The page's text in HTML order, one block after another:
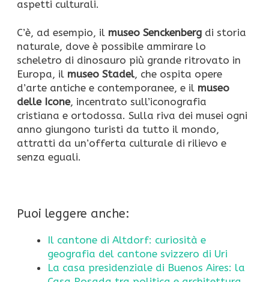
aspetti culturali.
C’è, ad esempio, il museo Senckenberg di storia
naturale, dove è possibile ammirare lo
scheletro di dinosauro più grande ritrovato in
Europa, il museo Stadel, che ospita opere
d’arte antiche e contemporanee, e il museo
delle Icone, incentrato sull’iconografia
cristiana e ortodossa. Sulla riva dei musei ogni
anno giungono turisti da tutto il mondo,
attratti da un’offerta culturale di rilievo e
senza eguali.
Puoi leggere anche:
Il cantone di Altdorf: curiosità e
geografia del cantone svizzero di Uri
La casa presidenziale di Buenos Aires: la